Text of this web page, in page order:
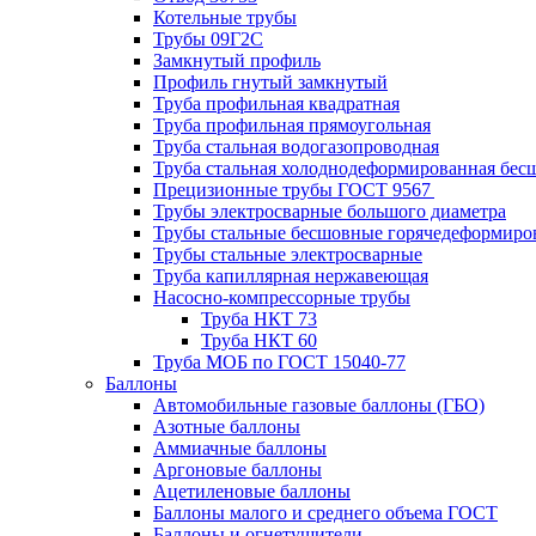
Котельные трубы
Трубы 09Г2С
Замкнутый профиль
Профиль гнутый замкнутый
Труба профильная квадратная
Труба профильная прямоугольная
Труба стальная водогазопроводная
Труба стальная холоднодеформированная
Прецизионные трубы ГОСТ 9567
Трубы электросварные большого диаметра
Трубы стальные бесшовные
Трубы стальные электросварные
Труба капиллярная нержавеющая
Насосно-компрессорные трубы
Труба НКТ 73
Труба НКТ 60
Труба МОБ по ГОСТ 15040-77
Баллоны
Автомобильные газовые баллоны (ГБО)
Азотные баллоны
Аммиачные баллоны
Аргоновые баллоны
Ацетиленовые баллоны
Баллоны малого и среднего объема ГОСТ